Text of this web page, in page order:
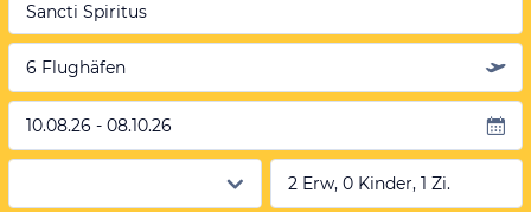
Sancti Spiritus
6 Flughäfen
10.08.26 - 08.10.26
2 Erw, 0 Kinder, 1 Zi.